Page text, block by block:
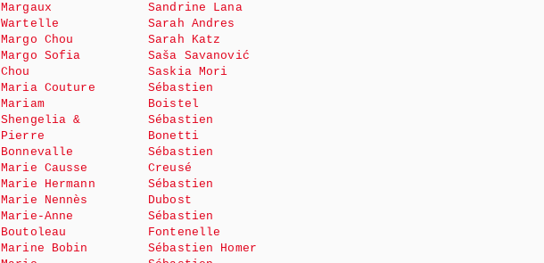
Margaux
Wartelle
Margo Chou
Margo Sofia
Chou
Maria Couture
Mariam
Shengelia &
Pierre
Bonnevalle
Marie Causse
Marie Hermann
Marie Nennès
Marie-Anne
Boutoleau
Marine Bobin
Sandrine Lana
Sarah Andres
Sarah Katz
Saša Savanović
Saskia Mori
Sébastien
Boistel
Sébastien
Bonetti
Sébastien
Creusé
Sébastien
Dubost
Sébastien
Fontenelle
Sébastien Homer